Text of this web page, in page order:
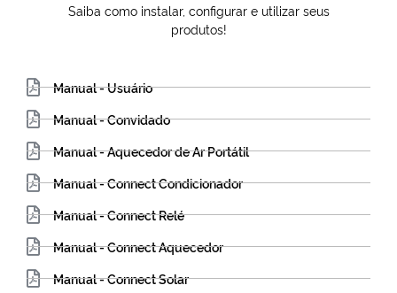
Saiba como instalar, configurar e utilizar seus
produtos!
Manual - Usuário
Manual - Convidado
Manual - Aquecedor de Ar Portátil
Manual - Connect Condicionador
Manual - Connect Relé
Manual - Connect Aquecedor
Manual - Connect Solar